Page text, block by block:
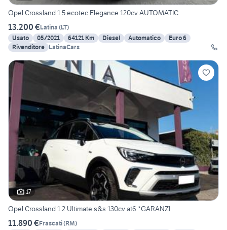
Opel Crossland 1.5 ecotec Elegance 120cv AUTOMATIC
13.200 €Latina (LT)
Usato
05/2021 64121 Km Diesel Automatico
Euro 6
Rivenditore LatinaCars
17
Opel Crossland 1.2 Ultimate s&s 130cv at6 *GARANZI
11.890 €Frascati(RM)